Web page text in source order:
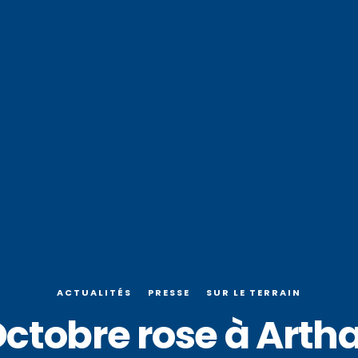
ACTUALITÉS PRESSE SUR LE TERRAIN
rose à